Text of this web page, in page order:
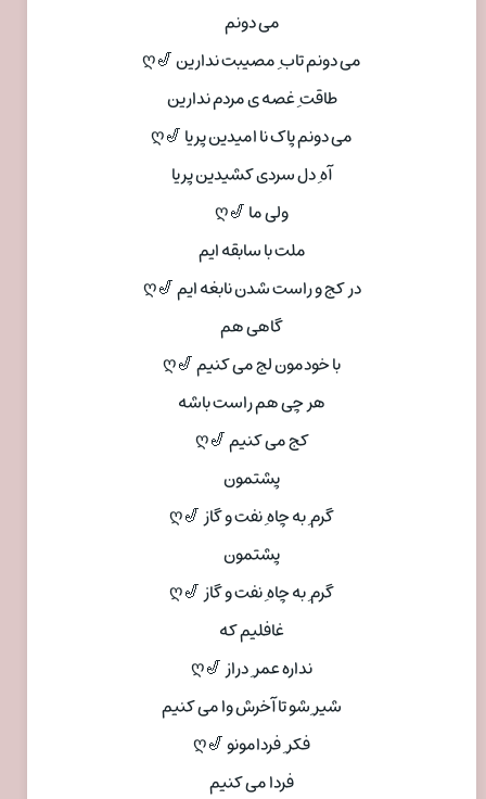
می دونم
می دونم تاب ِ مصیبت ندارین 🎷ღ
طاقت ِ غصه ی مردم ندارین
می دونم پاک نا امیدین پریا 🎷ღ
آه ِ دل سردی کشیدین پریا
ولی ما 🎷ღ
ملت با سابقه ایم
در کج و راست شدن نابغه ایم 🎷ღ
گاهی هم
با خودمون لج می کنیم 🎷ღ
هر چی هم راست باشه
کج می کنیم 🎷ღ
پشتمون
گرم ِ به چاه ِ نفت و گاز 🎷ღ
پشتمون
گرم ِ به چاه ِ نفت و گاز 🎷ღ
غافلیم که
نداره عمر ِ دراز 🎷ღ
شیر ِشو تا آخرش وا می کنیم
فکر ِ فردامونو 🎷ღ
فردا می کنیم